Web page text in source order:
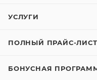
УСЛУГИ
ПОЛНЫЙ ПРАЙС-ЛИСТ
БОНУСНАЯ